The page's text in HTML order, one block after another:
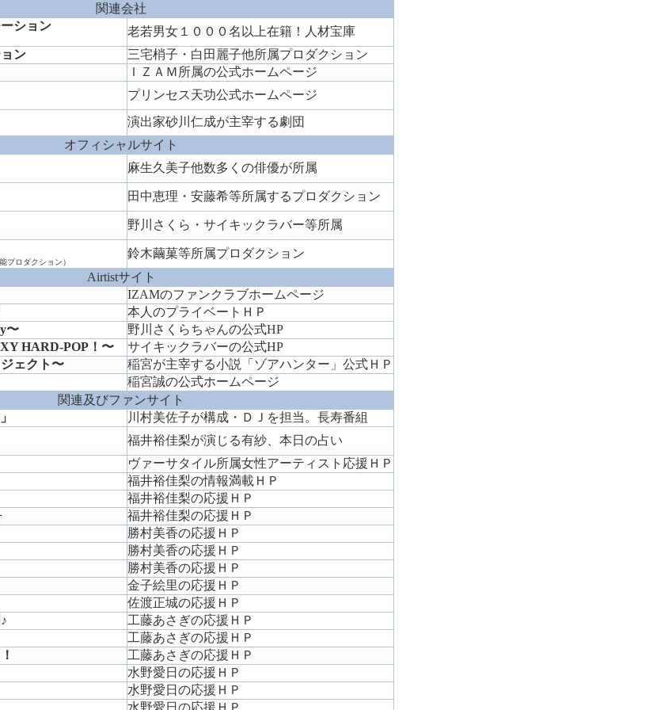
関連会社
ション
老若男女１０００名以上在籍！人材宝庫
ン
三宅梢子・白田麗子他所属プロダクション
ＩＺＡＭ所属の公式ホームページ
プリンセス天功公式ホームページ
演出家砂川仁成が主宰する劇団
オフィシャルサイト
麻生久美子他数多くの俳優が所属
田中恵理・安藤希等所属するプロダクション
野川さくら・サイキックラバー等所属
プロダクション）
鈴木繭菓等所属プロダクション
Airtistサイト
IZAMのファンクラブホームページ
本人のプライベートＨＰ
〜
野川さくらちゃんの公式HP
HARD-POP！〜 サイキックラバーの公式HP
ェクト〜
稲宮が主宰する小説「ゾアハンター」公式ＨＰ
稲宮誠の公式ホームページ
関連及びファンサイト
川村美佐子が構成・ＤＪを担当。長寿番組
福井裕佳梨が演じる有紗、本日の占い
ヴァーサタイル所属女性アーティスト応援ＨＰ
福井裕佳梨の情報満載ＨＰ
福井裕佳梨の応援ＨＰ
福井裕佳梨の応援ＨＰ
勝村美香の応援ＨＰ
勝村美香の応援ＨＰ
勝村美香の応援ＨＰ
金子絵里の応援ＨＰ
佐渡正城の応援ＨＰ
工藤あさぎの応援ＨＰ
工藤あさぎの応援ＨＰ
工藤あさぎの応援ＨＰ
水野愛日の応援ＨＰ
水野愛日の応援ＨＰ
水野愛日の応援ＨＰ